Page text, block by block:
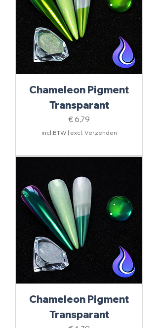
Chameleon Pigment
Transparant
Prijs
€ 6,79
incl.BTW | excl. Verzenden
Chameleon Pigment
Transparant